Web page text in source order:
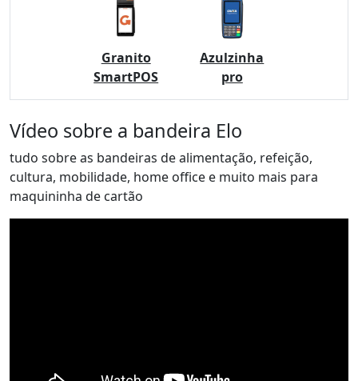
Granito
SmartPOS
Azulzinha
pro
Vídeo sobre a bandeira Elo
tudo sobre as bandeiras de alimentação, refeição,
cultura, mobilidade, home office e muito mais para
maquininha de cartão